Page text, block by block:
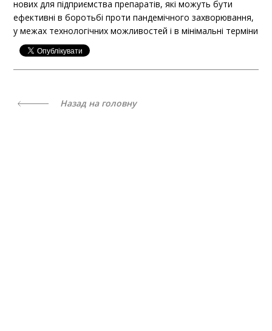
нових для підприємства препаратів, які можуть бути
ефективні в боротьбі проти пандемічного захворювання,
у межах технологічних можливостей і в мінімальні терміни
Назад на головну